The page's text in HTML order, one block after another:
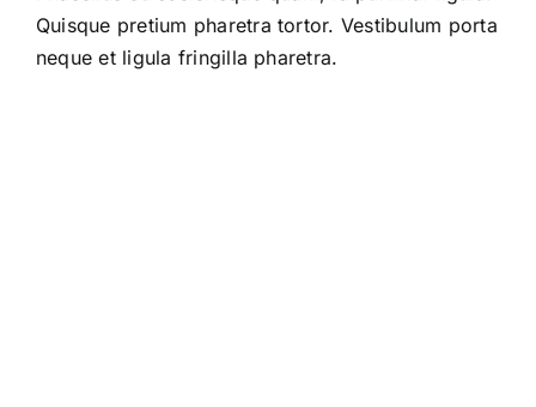
Quisque pretium pharetra tortor. Vestibulum porta
neque et ligula fringilla pharetra.